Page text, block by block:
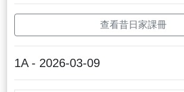
查看昔日家課冊
1A - 2026-03-09